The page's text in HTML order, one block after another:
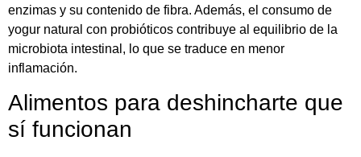
enzimas y su contenido de fibra. Además, el consumo de
yogur natural con probióticos contribuye al equilibrio de la
microbiota intestinal, lo que se traduce en menor
inflamación.
Alimentos para deshincharte que
sí funcionan